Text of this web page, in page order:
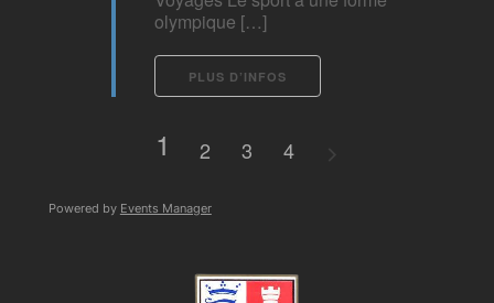
olympique […]
PLUS D’INFOS
1 2 3 4
Powered by Events Manager